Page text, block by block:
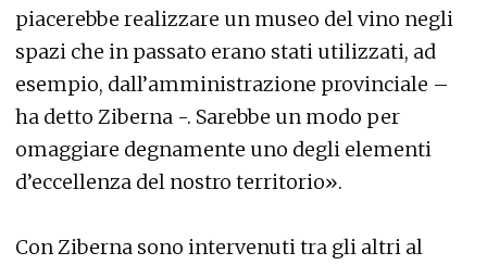
piacerebbe realizzare un museo del vino negli
spazi che in passato erano stati utilizzati, ad
esempio, dall’amministrazione provinciale –
ha detto Ziberna -. Sarebbe un modo per
omaggiare degnamente uno degli elementi
d’eccellenza del nostro territorio».
Con Ziberna sono intervenuti tra gli altri al